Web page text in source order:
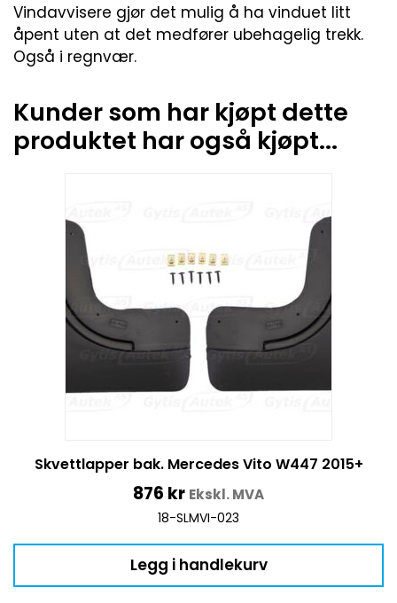
Vindavvisere gjør det mulig å ha vinduet litt
åpent uten at det medfører ubehagelig trekk.
Også i regnvær.
Kunder som har kjøpt dette
produktet har også kjøpt...
Skvettlapper bak. Mercedes Vito W447 2015+
876 kr Ekskl. MVA
18-SLMVI-023
Legg i handlekurv